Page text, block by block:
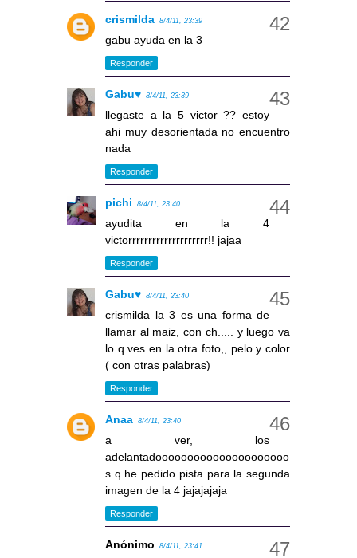
crismilda 8/4/11, 23:39
gabu ayuda en la 3
Responder
Gabu♥ 8/4/11, 23:39
llegaste a la 5 victor ?? estoy
ahi muy desorientada no encuentro
nada
Responder
pichi 8/4/11, 23:40
ayudita en la 4
victorrrrrrrrrrrrrrrrrrrr!! jajaa
Responder
Gabu♥ 8/4/11, 23:40
crismilda la 3 es una forma de
llamar al maiz, con ch..... y luego va
lo q ves en la otra foto,, pelo y color
( con otras palabras)
Responder
Anaa 8/4/11, 23:40
a ver, los
adelantadooooooooooooooooooooo
s q he pedido pista para la segunda
imagen de la 4 jajajajaja
Responder
Anónimo 8/4/11, 23:41